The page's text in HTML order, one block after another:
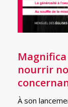
nourrir
À son